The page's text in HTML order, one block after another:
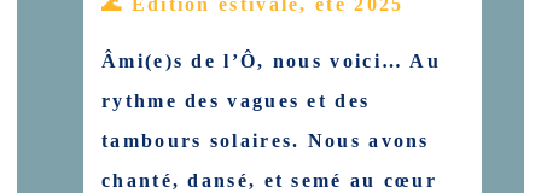
Âmi(e)s de l’Ô, nous voici… Au
rythme des vagues et des
tambours solaires. Nous avons
chanté, dansé, et semé au cœur